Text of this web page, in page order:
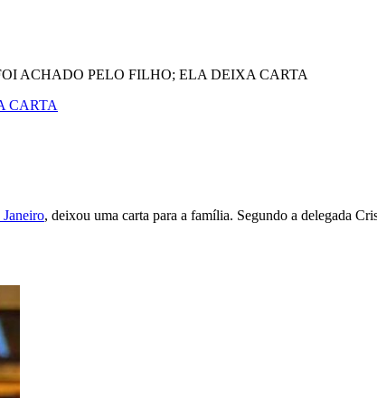
ACHADO PELO FILHO; ELA DEIXA CARTA
CARTA
, deixou uma carta para a família. Segundo a delegada